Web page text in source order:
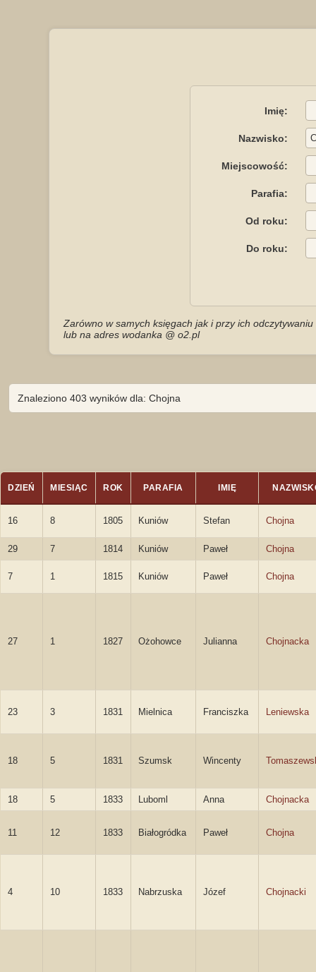
Imię:
Nazwisko:
Miejscowość:
Parafia:
Od roku:
Do roku:
Zarówno w samych księgach jak i przy ich
lub na adres wodanka @ o2.pl
Znaleziono 403 wyników dla: Chojna
DZIEŃ MIESIĄC ROK PARAFIA IMIĘ
16 8 1805 Kuniów Stefan Chojna
29 7 1814 Kuniów Paweł Chojna
7 1 1815 Kuniów Paweł Chojna
27 1 1827 Ożohowce Julianna Chojnacka
23 3 1831 Mielnica Franciszka Leniewska
18 5 1831 Szumsk Wincenty
18 5 1833 Luboml Anna Chojnacka
11 12 1833 Białogródka Paweł Chojna
4 10 1833 Nabrzuska Józef Chojnacki